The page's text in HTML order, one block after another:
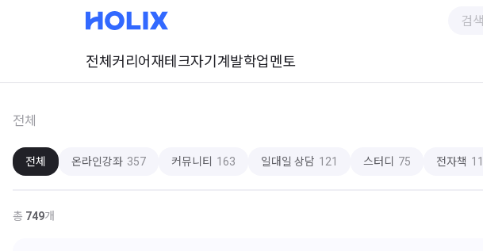
전체 커리어재테크자기계발학업멘토
전체
전체 온라인강좌 357 커뮤니티 163 일대일 상담 121 스터디 75 전자책 11
총 749개